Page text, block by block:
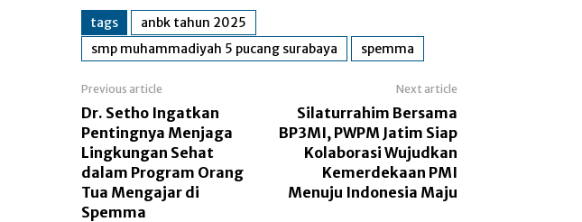
tags
anbk tahun 2025
smp muhammadiyah 5 pucang surabaya
spemma
Previous article
Dr. Setho Ingatkan
Pentingnya Menjaga
Lingkungan Sehat
dalam Program Orang
Tua Mengajar di
Spemma
Next article
Silaturrahim Bersama
BP3MI, PWPM Jatim Siap
Kolaborasi Wujudkan
Kemerdekaan PMI
Menuju Indonesia Maju